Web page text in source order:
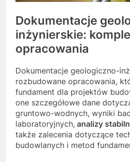
Dokumentacje
inżynierskie:
opracowania
Dokumentacje geologiczno-
rozbudowane opracowania,
fundament dla projektów
one szczegółowe dane
gruntowo-wodnych, wyniki
laboratoryjnych, analizy
także zalecenia dotyczące
budowlanych i metod